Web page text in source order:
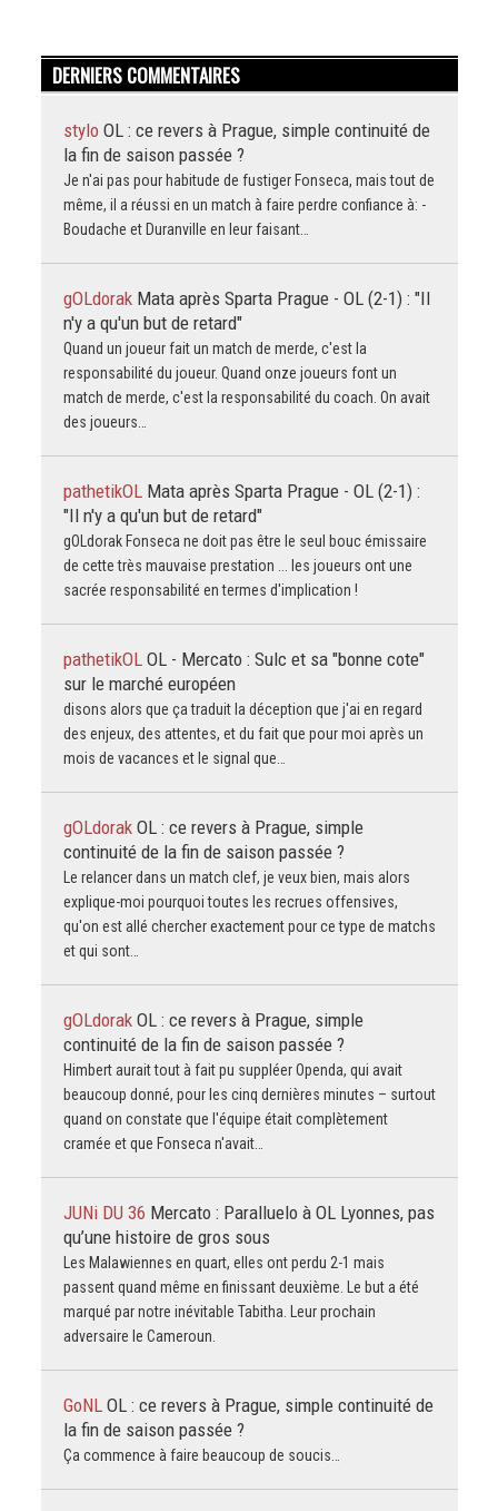
DERNIERS COMMENTAIRES
stylo OL : ce revers à Prague, simple continuité de
la fin de saison passée ?
Je n'ai pas pour habitude de fustiger Fonseca, mais tout de
même, il a réussi en un match à faire perdre confiance à: -
Boudache et Duranville en leur faisant…
gOLdorak Mata après Sparta Prague - OL (2-1) : "Il
n'y a qu'un but de retard"
Quand un joueur fait un match de merde, c'est la
responsabilité du joueur. Quand onze joueurs font un
match de merde, c'est la responsabilité du coach. On avait
des joueurs…
pathetikOL Mata après Sparta Prague - OL (2-1) :
"Il n'y a qu'un but de retard"
gOLdorak Fonseca ne doit pas être le seul bouc émissaire
de cette très mauvaise prestation ... les joueurs ont une
sacrée responsabilité en termes d'implication !
pathetikOL OL - Mercato : Sulc et sa "bonne cote"
sur le marché européen
disons alors que ça traduit la déception que j'ai en regard
des enjeux, des attentes, et du fait que pour moi après un
mois de vacances et le signal que…
gOLdorak OL : ce revers à Prague, simple
continuité de la fin de saison passée ?
Le relancer dans un match clef, je veux bien, mais alors
explique-moi pourquoi toutes les recrues offensives,
qu'on est allé chercher exactement pour ce type de matchs
et qui sont…
gOLdorak OL : ce revers à Prague, simple
continuité de la fin de saison passée ?
Himbert aurait tout à fait pu suppléer Openda, qui avait
beaucoup donné, pour les cinq dernières minutes – surtout
quand on constate que l'équipe était complètement
cramée et que Fonseca n'avait…
JUNi DU 36 Mercato : Paralluelo à OL Lyonnes, pas
qu’une histoire de gros sous
Les Malawiennes en quart, elles ont perdu 2-1 mais
passent quand même en finissant deuxième. Le but a été
marqué par notre inévitable Tabitha. Leur prochain
adversaire le Cameroun.
GoNL OL : ce revers à Prague, simple continuité de
la fin de saison passée ?
Ça commence à faire beaucoup de soucis…